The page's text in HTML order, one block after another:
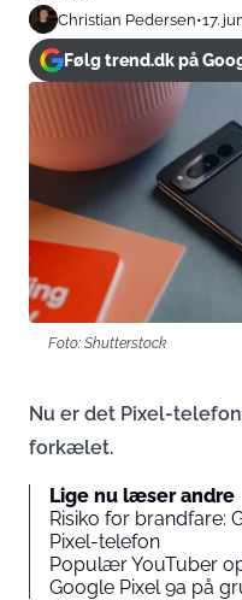
Christian Pedersen•17.
Følg trend.dk på
Foto: Shutterstock
Nu er det Pixel-
forkælet.
Lige nu læser andre
Risiko for brandfare:
Pixel-telefon
Populær YouTuber
Google Pixel 9a på